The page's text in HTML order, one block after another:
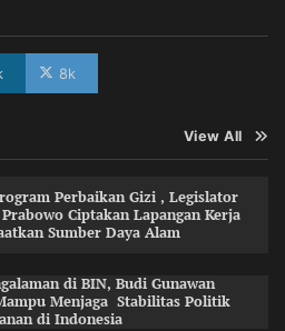
8k
View All
Perbaikan Gizi , Legislator
Ciptakan Lapangan Kerja
Sumber Daya Alam
di BIN, Budi Gunawan
Menjaga Stabilitas Politik
di Indonesia